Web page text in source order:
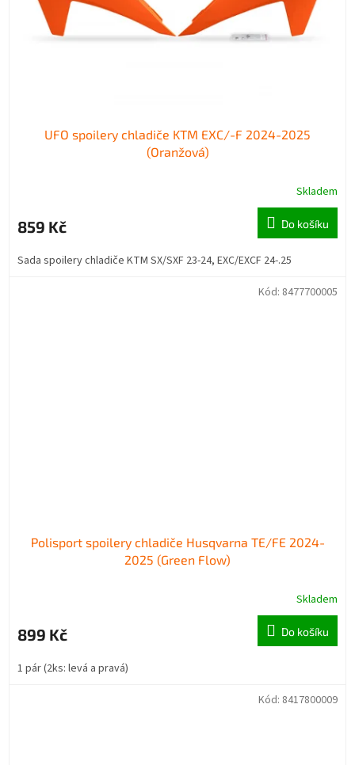
UFO spoilery chladiče KTM EXC/-F 2024-2025
(Oranžová)
Skladem
859 Kč Do košíku
Sada spoilery chladiče KTM SX/SXF 23-24, EXC/EXCF 24-.25
Polisport spoilery chladiče Husqvarna TE/FE 2024-
2025 (Green Flow)
Skladem
899 Kč Do košíku
1 pár (2ks: levá a pravá)
Kód: 8477700005
Kód: 8417800009